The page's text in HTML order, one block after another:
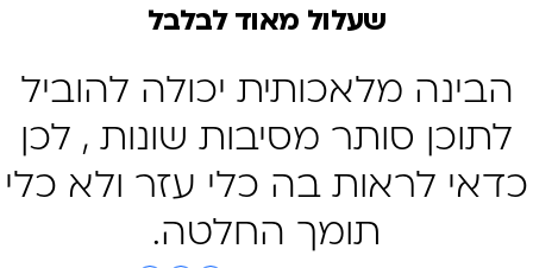
שעלול מאוד לבלבל
הבינה מלאכותית יכולה להוביל
לתוכן סותר מסיבות שונות , לכן
כדאי לראות בה כלי עזר ולא כלי
תומך החלטה.